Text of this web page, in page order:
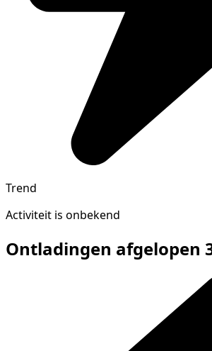
Trend
Activiteit is onbekend
Ontladingen afgelopen